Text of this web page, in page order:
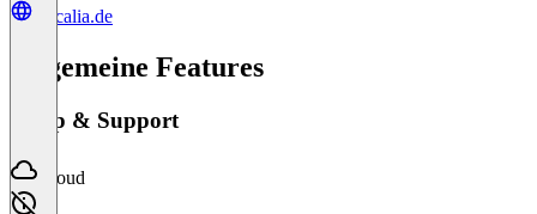
inscalia.de
Allgemeine Features
Setup & Support
Cloud